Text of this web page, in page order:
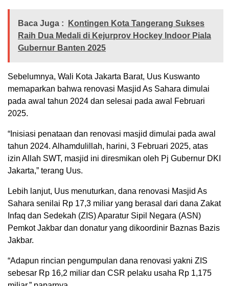
Baca Juga :
Kontingen Kota Tangerang Sukses
Raih Dua Medali di Kejurprov Hockey Indoor Piala
Gubernur Banten 2025
Sebelumnya, Wali Kota Jakarta Barat, Uus Kuswanto
memaparkan bahwa renovasi Masjid As Sahara dimulai
pada awal tahun 2024 dan selesai pada awal Februari
2025.
“Inisiasi penataan dan renovasi masjid dimulai pada awal
tahun 2024. Alhamdulillah, harini, 3 Februari 2025, atas
izin Allah SWT, masjid ini diresmikan oleh Pj Gubernur DKI
Jakarta,” terang Uus.
Lebih lanjut, Uus menuturkan, dana renovasi Masjid As
Sahara senilai Rp 17,3 miliar yang berasal dari dana Zakat
Infaq dan Sedekah (ZIS) Aparatur Sipil Negara (ASN)
Pemkot Jakbar dan donatur yang dikoordinir Baznas Bazis
Jakbar.
“Adapun rincian pengumpulan dana renovasi yakni ZIS
sebesar Rp 16,2 miliar dan CSR pelaku usaha Rp 1,175